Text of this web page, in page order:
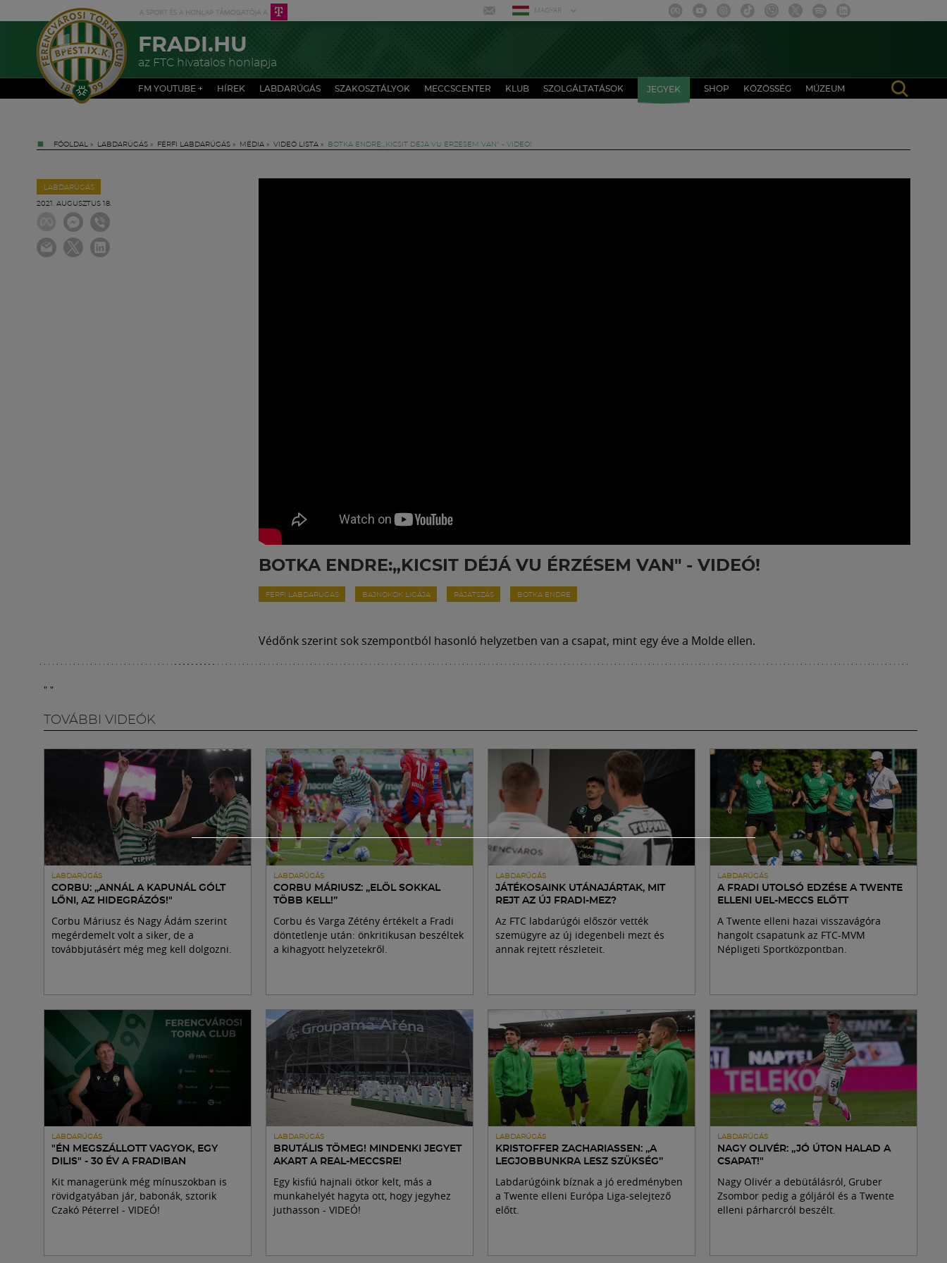
MAGYAR
FRADI.HU
az FTC hivatalos honlapja
FM YOUTUBE + HÍREK LABDARÚGÁS SZAKOSZTÁLYOK MECCSCENTER KLUB SZOLGÁLTATÁSOK JEGYEK SHOP KÖZÖSSÉG MÚZEUM
FŐOLDAL » LABDARÚGÁS » FÉRFI LABDARÚGÁS » MÉDIA » VIDEÓ LISTA » BOTKA ENDRE:„KICSIT DÉJÁ VU ÉRZÉSEM VAN" - VIDEÓ!
LABDARÚGÁS
2021. AUGUSZTUS 18.
BOTKA ENDRE:„KICSIT DÉJÁ VU ÉRZÉSEM VAN" - VIDEÓ!
FÉRFI LABDARÚGÁS BAJNOKOK LIGÁJA RÁJÁTSZÁS BOTKA ENDRE
Védőnk szerint sok szempontból hasonló helyzetben van a csapat, mint egy éve a Molde ellen.
" "
TOVÁBBI VIDEÓK
LABDARÚGÁS
CORBU: „ANNÁL A KAPUNÁL GÓLT
LŐNI, AZ HIDEGRÁZÓS!"
Corbu Máriusz és Nagy Ádám szerint
megérdemelt volt a siker, de a
továbbjutásért még meg kell dolgozni.
LABDARÚGÁS
CORBU MÁRIUSZ: „ELÖL SOKKAL
TÖBB KELL!”
Corbu és Varga Zétény értékelt a Fradi
döntetlenje után: önkritikusan beszéltek
a kihagyott helyzetekről.
LABDARÚGÁS
JÁTÉKOSAINK UTÁNAJÁRTAK, MIT
REJT AZ ÚJ FRADI-MEZ?
Az FTC labdarúgói először vették
szemügyre az új idegenbeli mezt és
annak rejtett részleteit.
LABDARÚGÁS
A FRADI UTOLSÓ EDZÉSE A TWENTE
ELLENI UEL-MECCS ELŐTT
A Twente elleni hazai visszavágóra
hangolt csapatunk az FTC-MVM
Népligeti Sportközpontban.
LABDARÚGÁS
"ÉN MEGSZÁLLOTT VAGYOK, EGY
DILIS" - 30 ÉV A FRADIBAN
Kit managerünk még mínuszokban is
rövidgatyában jár, babonák, sztorik
Czakó Péterrel - VIDEÓ!
LABDARÚGÁS
BRUTÁLIS TÖMEG! MINDENKI JEGYET
AKART A REAL-MECCSRE!
Egy kisfiú hajnali ötkor kelt, más a
munkahelyét hagyta ott, hogy jegyhez
juthasson - VIDEÓ!
LABDARÚGÁS
KRISTOFFER ZACHARIASSEN: „A
LEGJOBBUNKRA LESZ SZÜKSÉG”
Labdarúgóink bíznak a jó eredményben
a Twente elleni Európa Liga-selejtező
előtt.
LABDARÚGÁS
NAGY OLIVÉR: „JÓ ÚTON HALAD A
CSAPAT!"
Nagy Olivér a debütálásról, Gruber
Zsombor pedig a góljáról és a Twente
elleni párharcról beszélt.